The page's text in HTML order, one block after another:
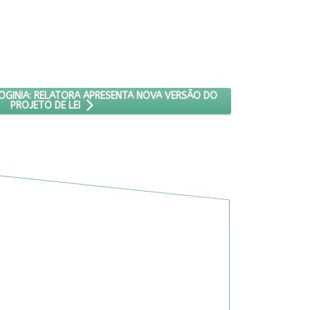
DA MISOGINIA: RELATORA APRESENTA NOVA VERSÃO DO
RELATORA APRESENTA NOVA VERSÃO DO
PROJETO DE LEI